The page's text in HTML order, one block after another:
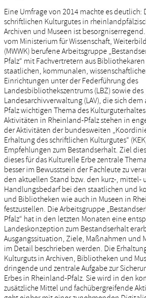
Eine Umfrage von 2014 machte es deutlich:
schriftlichen Kulturgutes in
Archiven und Museen ist
vom Ministerium für Wissenschaft,
(MWWK) berufene Arbeitsgruppe
Pfalz“ mit Fachvertretern aus
staatlichen, kommunalen,
Einrichtungen unter der Federführung des
Landesbibliothekszentrums (LBZ) sowie des
Landesarchivverwaltung (LAV), die sich
Pfalz wichtigen Thema des
Aktivitäten in Rheinland-Pfalz stehen in
der Aktivitäten der bundesweiten
Erhaltung des schriftlichen Kulturgutes“
Empfehlungen zum Bestandserhalt. Ziel
dieses für das Kulturelle Erbe zentrale
besser im Bewusstsein der Fachleute zu
den aktuellen Stand bzw. den kurz-, mittel-
Handlungsbedarf bei den staatlichen und
und Bibliotheken wie auch in Museen in
festzustellen. Die Arbeitsgruppe
Pfalz“ hat in den letzten Monaten eine
Landeskonzeption zum Bestandserhalt
Ausgangssituation, Ziele, Maßnahmen und
im Detail beschrieben werden. Die
Kulturguts in Archiven, Bibliotheken und
dringende und zentrale Aufgabe zur
Erbes in Rheinland-Pfalz. Sie wird in den
zusätzliche Mittel und fachübergreifende